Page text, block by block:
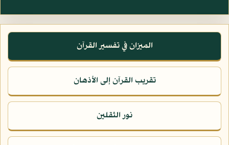
الميزان في تفسير القرآن
تقريب القرآن إلى الأذهان
نور الثقلين